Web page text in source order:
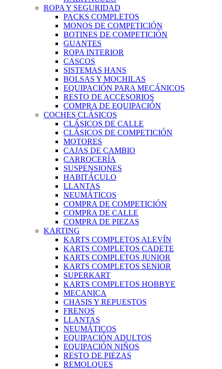
ROPA Y SEGURIDAD
PACKS COMPLETOS
MONOS DE COMPETICIÓN
BOTINES DE COMPETICIÓN
GUANTES
ROPA INTERIOR
CASCOS
SISTEMAS HANS
BOLSAS Y MOCHILAS
EQUIPACIÓN PARA MECÁNICOS
RESTO DE ACCESORIOS
COMPRA DE EQUIPACIÓN
COCHES CLÁSICOS
CLÁSICOS DE CALLE
CLÁSICOS DE COMPETICIÓN
MOTORES
CAJAS DE CAMBIO
CARROCERÍA
SUSPENSIONES
HABITÁCULO
LLANTAS
NEUMÁTICOS
COMPRA DE COMPETICIÓN
COMPRA DE CALLE
COMPRA DE PIEZAS
KARTING
KARTS COMPLETOS ALEVÍN
KARTS COMPLETOS CADETE
KARTS COMPLETOS JUNIOR
KARTS COMPLETOS SENIOR
SUPERKART
KARTS COMPLETOS HOBBYE
MECANICA
CHASIS Y REPUESTOS
FRENOS
LLANTAS
NEUMÁTICOS
EQUIPACIÓN ADULTOS
EQUIPACIÓN NIÑOS
RESTO DE PIEZAS
REMOLQUES